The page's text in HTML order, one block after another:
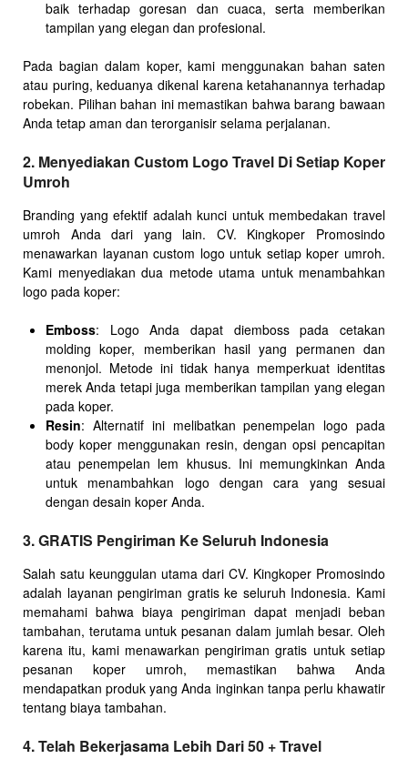
baik terhadap goresan dan cuaca, serta memberikan
tampilan yang elegan dan profesional.
Pada bagian dalam koper, kami menggunakan bahan saten
atau puring, keduanya dikenal karena ketahanannya terhadap
robekan. Pilihan bahan ini memastikan bahwa barang bawaan
Anda tetap aman dan terorganisir selama perjalanan.
2. Menyediakan Custom Logo Travel Di Setiap Koper
Umroh
Branding yang efektif adalah kunci untuk membedakan travel
umroh Anda dari yang lain. CV. Kingkoper Promosindo
menawarkan layanan custom logo untuk setiap koper umroh.
Kami menyediakan dua metode utama untuk menambahkan
logo pada koper:
Emboss: Logo Anda dapat diemboss pada cetakan
molding koper, memberikan hasil yang permanen dan
menonjol. Metode ini tidak hanya memperkuat identitas
merek Anda tetapi juga memberikan tampilan yang elegan
pada koper.
Resin: Alternatif ini melibatkan penempelan logo pada
body koper menggunakan resin, dengan opsi pencapitan
atau penempelan lem khusus. Ini memungkinkan Anda
untuk menambahkan logo dengan cara yang sesuai
dengan desain koper Anda.
3. GRATIS Pengiriman Ke Seluruh Indonesia
Salah satu keunggulan utama dari CV. Kingkoper Promosindo
adalah layanan pengiriman gratis ke seluruh Indonesia. Kami
memahami bahwa biaya pengiriman dapat menjadi beban
tambahan, terutama untuk pesanan dalam jumlah besar. Oleh
karena itu, kami menawarkan pengiriman gratis untuk setiap
pesanan koper umroh, memastikan bahwa Anda
mendapatkan produk yang Anda inginkan tanpa perlu khawatir
tentang biaya tambahan.
4. Telah Bekerjasama Lebih Dari 50 + Travel